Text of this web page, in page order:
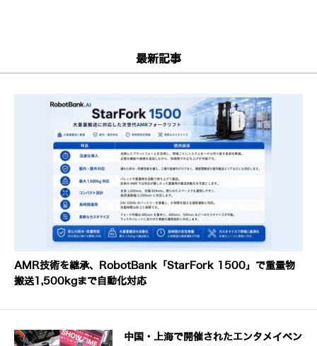
最新記事
AMR技術を継承、RobotBank「StarFork 1500」で重量物
搬送1,500kgまで自動化対応
中国・上海で開催されたエンタメイベン